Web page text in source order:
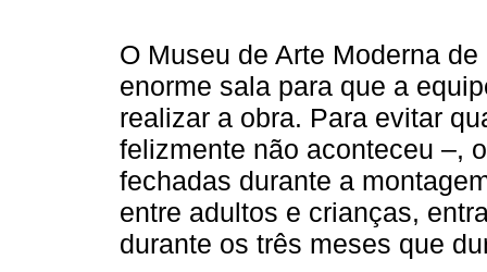
O Museu de Arte Moderna
enorme sala para que a
realizar a obra. Para evitar
felizmente não aconteceu –,
fechadas durante a
entre adultos e crianças,
durante os três meses que